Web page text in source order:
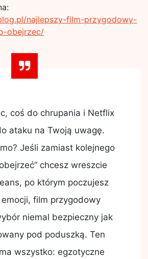
najlepszy-film-przygodowy-
obejrzec/
coś do chrupania i Netflix
ataku na Twoją uwagę.
Jeśli zamiast kolejnego
chcesz wreszcie
po którym poczujesz
film przygodowy
niemal bezpieczny jak
pod poduszką. Ten
wszystko: egzotyczne